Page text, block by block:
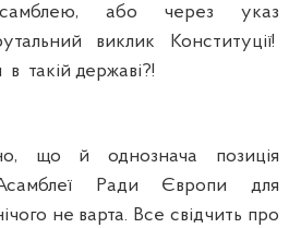
або через указ
виклик Конституції!
такій державі?!
й однознача позиція
Асамблеї Ради Європи для
не варта. Все свідчить про